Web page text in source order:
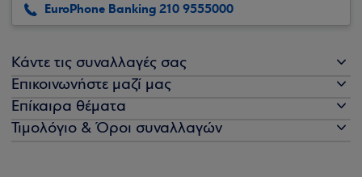
EuroPhone Banking 210 9555000
Κάντε τις συναλλαγές σας
Επικοινωνήστε μαζί μας
Επίκαιρα θέματα
Τιμολόγιο & Όροι συναλλαγών